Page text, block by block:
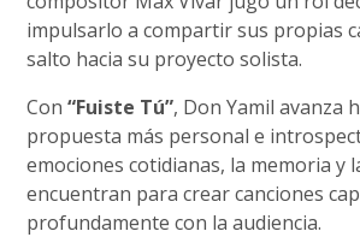
impulsarlo a compartir sus propias
salto hacia su proyecto solista.
Con“Fuiste Tú”, Don Yamil avanza
propuesta más personal e
emociones cotidianas, la memoria y
encuentran para crear canciones
profundamente con la audiencia.